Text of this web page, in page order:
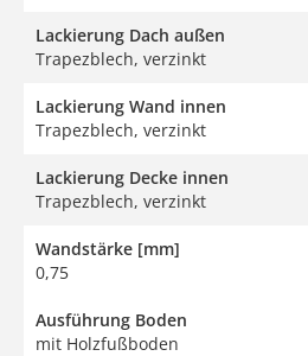
Lackierung Dach außen
Trapezblech, verzinkt
Lackierung Wand innen
Trapezblech, verzinkt
Lackierung Decke innen
Trapezblech, verzinkt
Wandstärke [mm]
0,75
Ausführung Boden
mit Holzfußboden